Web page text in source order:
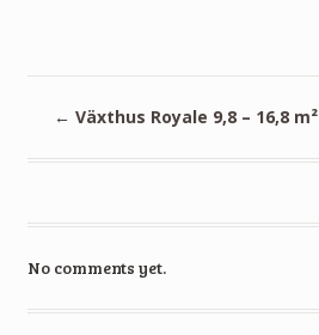
← Växthus Royale 9,8 – 16,8 m²
No comments yet.